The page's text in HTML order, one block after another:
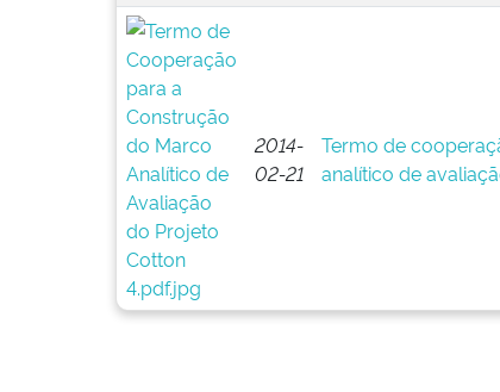
2014-
02-21
Termo de
analítico de